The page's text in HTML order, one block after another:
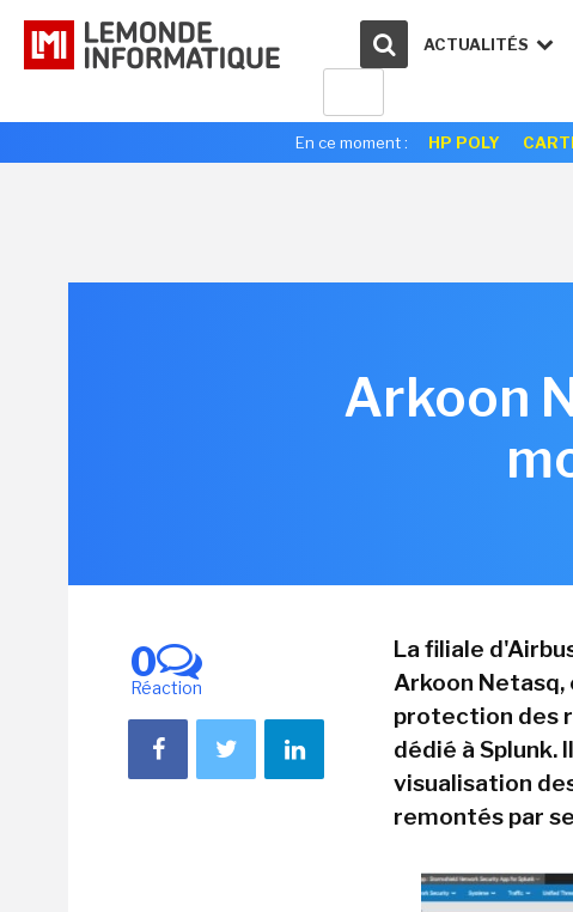
ACTUALITÉS
En ce moment : HP POLY
Arkoon
0
Réaction
La filiale
Arkoon
protection des
dédié à
visualisation
remontés par